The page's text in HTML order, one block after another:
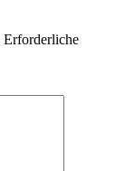
Erforderliche